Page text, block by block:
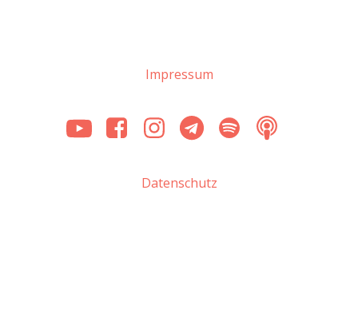
Impressum
Datenschutz